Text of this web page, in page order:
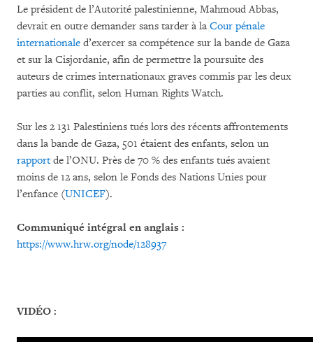
Le président de l’Autorité palestinienne, Mahmoud Abbas,
devrait en outre demander sans tarder à la Cour pénale
internationale d’exercer sa compétence sur la bande de Gaza
et sur la Cisjordanie, afin de permettre la poursuite des
auteurs de crimes internationaux graves commis par les deux
parties au conflit, selon Human Rights Watch.
Sur les 2 131 Palestiniens tués lors des récents affrontements
dans la bande de Gaza, 501 étaient des enfants, selon un
rapportde l’ONU. Près de 70 % des enfants tués avaient
moins de 12 ans, selon le Fonds des Nations Unies pour
l’enfance (UNICEF).
Communiqué intégral en anglais :
https://www.hrw.org/node/128937
VIDÉO :